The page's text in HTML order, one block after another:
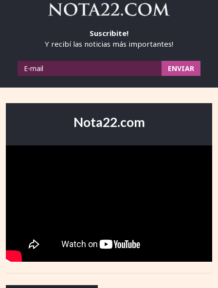
Suscribite!
Y recibí las noticias más importantes!
Nota22.com